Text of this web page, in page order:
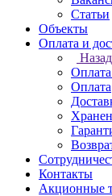
Статьи
Объекты
Оплата и
Назад
Оплата
Оплата
Контакты
Акционные